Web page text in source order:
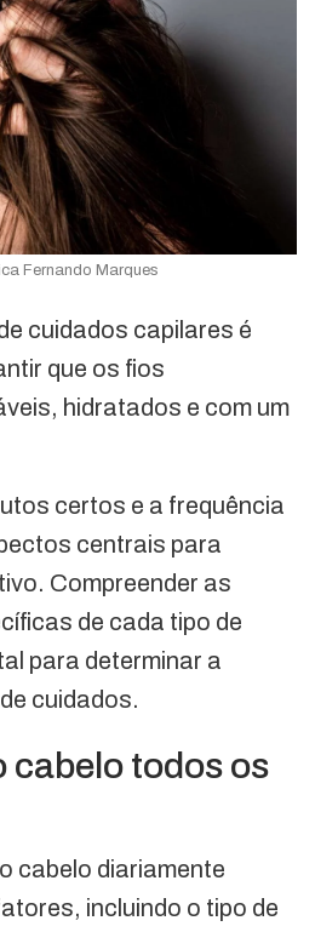
Fernando Marques
cuidados capilares é
que os fios
hidratados e com um
certos e a frequência
centrais para
Compreender as
de cada tipo de
para determinar a
cuidados.
cabelo todos os
cabelo diariamente
incluindo o tipo de